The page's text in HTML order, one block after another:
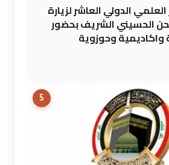
الدولي العاشر لزيارة
الحسيني الشريف بحضور
وحوزوية
5